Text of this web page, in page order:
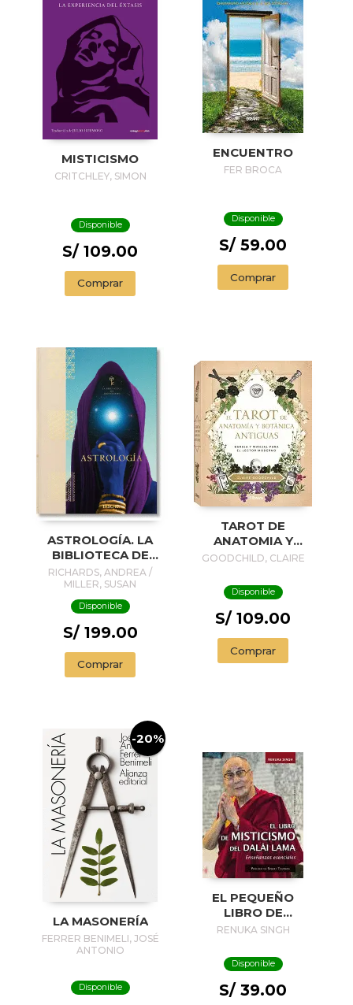
MISTICISMO
CRITCHLEY, SIMON
Disponible
S/ 109.00
Comprar
ENCUENTRO
FER BROCA
Disponible
S/ 59.00
Comprar
ASTROLOGÍA. LA
BIBLIOTECA DE
ESOTERISMO
RICHARDS, ANDREA /
MILLER, SUSAN
Disponible
S/ 199.00
Comprar
TAROT DE
ANATOMIA Y
BOTANICA
GOODCHILD, CLAIRE
Disponible
S/ 109.00
Comprar
-20%
LA MASONERÍA
FERRER BENIMELI, JOSÉ
ANTONIO
Disponible
EL PEQUEÑO
LIBRO DE
MISTICISMO DEL
RENUKA SINGH
Disponible
S/ 39.00